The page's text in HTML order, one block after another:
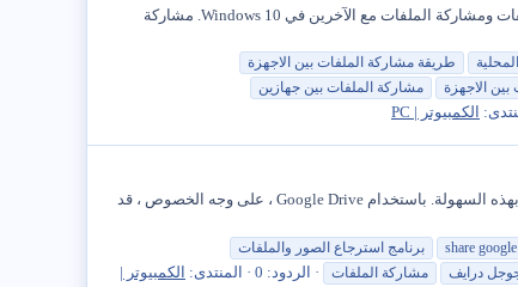
من السهل مشاركة الملفات الموجودة على جهاز الكمبيوتر الخاص بك مع مستخدمين آخرين. يمكنك العثور أدناه على خطوات تمكين مشاركة الملفات ومشاركة الملفات مع الآخرين في Windows 10. مشاركة
طريقة مشاركة الملفات بين الاجهزة
بين الاجهزة مشاركة الملفات بين جهازين
الكمبيوتر | PC
آه ، السحابة. تبدو سهلة للغاية ، وسلسة للغاية ، وخالية من المتاعب ، أليس كذلك؟ ومع ذلك ، في العالم الحقيقي ، لا تكون الخدمات السحابية دائمًا بهذه السهولة. باستخدام Google Drive ، على وجه الخصوص ، قد
share
برنامج استرجاع الصور والملفات
درايف مشاركة الملفات الردود: 0 المنتدى: الكمبيوتر |